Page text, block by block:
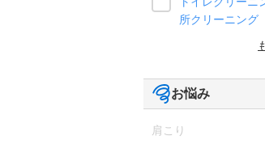
所クリーニング
お悩み
肩こり